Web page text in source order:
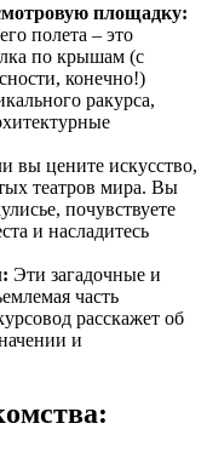
площадку:
полета – это
по крышам (с
конечно!)
ракурса,
вы цените искусство,
театров мира. Вы
почувствуете
и насладитесь
Эти загадочные и
часть
расскажет об
и